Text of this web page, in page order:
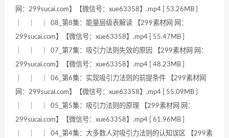
网：299sucai.com】【微信号：xue63358】.mp4 [ 53.26MB ]
｜ ｜ ｜ 08_第8集：能量层级表解读 【299素材网 网：
299sucai.com】【微信号：xue63358】.mp4 [ 55.47MB ]
｜ ｜ ｜ 07_第7集：吸引力法则失效的原因 【299素材网 网：
299sucai.com】【微信号：xue63358】.mp4 [ 48.23MB ]
｜ ｜ ｜ 06_第6集：实现吸引力法则的前提条件 【299素材网
网：299sucai.com】【微信号：xue63358】.mp4 [ 55.09MB ]
｜ ｜ ｜ 05_第5集：吸引力法则的原理 【299素材网 网：
299sucai.com】【微信号：xue63358】.mp4 [ 61.96MB ]
｜ ｜ ｜ 04_第4集：大多数人对吸引力法则的认知误区 【299素